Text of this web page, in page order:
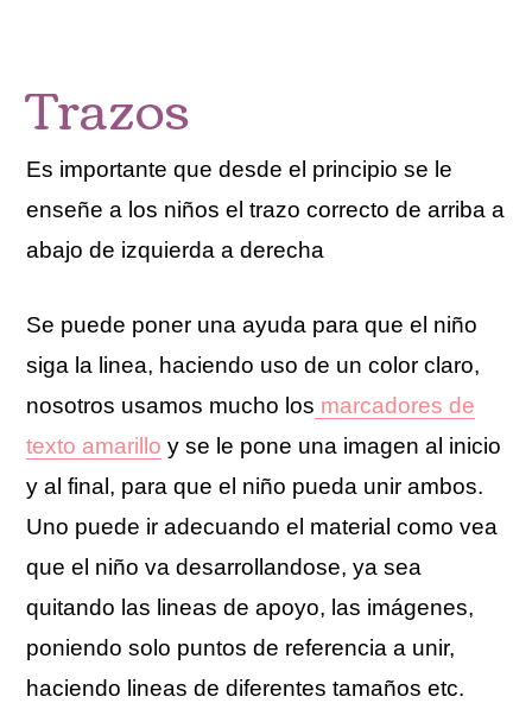
Trazos
Es importante que desde el principio se le
enseñe a los niños el trazo correcto de arriba a
abajo de izquierda a derecha
Se puede poner una ayuda para que el niño
siga la linea, haciendo uso de un color claro,
nosotros usamos mucho los marcadores de
texto amarillo y se le pone una imagen al inicio
y al final, para que el niño pueda unir ambos.
Uno puede ir adecuando el material como vea
que el niño va desarrollandose, ya sea
quitando las lineas de apoyo, las imágenes,
poniendo solo puntos de referencia a unir,
haciendo lineas de diferentes tamaños etc.